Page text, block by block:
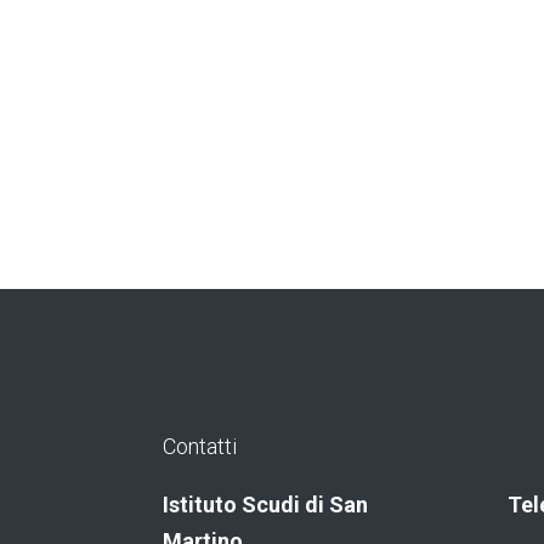
Contatti
Istituto Scudi di San